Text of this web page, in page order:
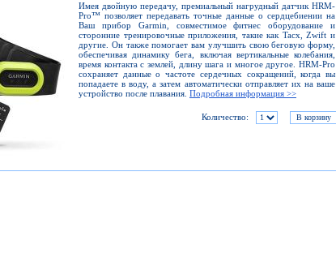
Имея двойную передачу, премиальный нагрудный датчик HRM-
Pro™ позволяет передавать точные данные о сердцебиении на
Ваш прибор Garmin, совместимое фитнес оборудование и
сторонние тренировочные приложения, такие как Tacx, Zwift и
другие. Он также помогает вам улучшить свою беговую форму,
обеспечивая динамику бега, включая вертикальные колебания,
время контакта с землей, длину шага и многое другое. HRM-Pro
сохраняет данные о частоте сердечных сокращений, когда вы
попадаете в воду, а затем автоматически отправляет их на ваше
устройство после плавания. Подробная информация >>
Количество: